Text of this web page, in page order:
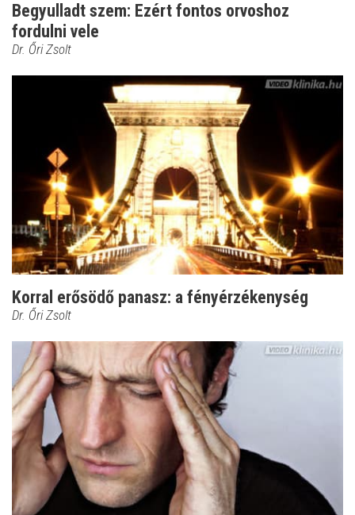
Begyulladt szem: Ezért fontos orvoshoz
fordulni vele
Dr. Őri Zsolt
Korral erősödő panasz: a fényérzékenység
Dr. Őri Zsolt